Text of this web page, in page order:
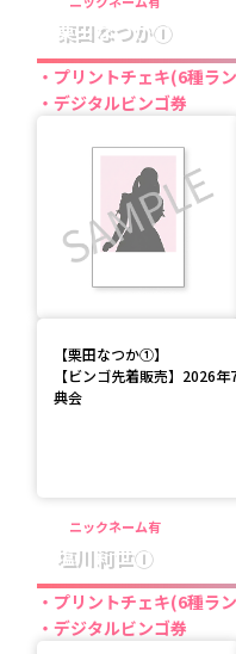
栗田なつか①
プリントチェキ(6種ラ
デジタルビンゴ券
【栗田なつか①】
【ビンゴ先着販売】2026
典会
ニックネーム有
塩川莉世①
プリントチェキ(6種ラ
デジタルビンゴ券